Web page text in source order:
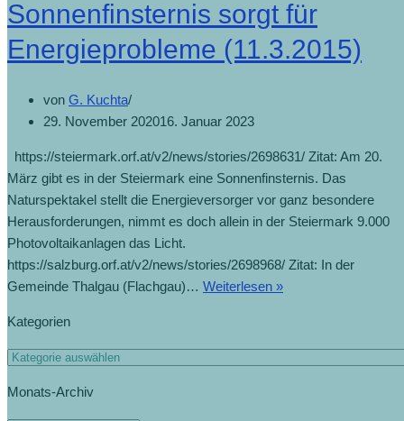
Sonnenfinsternis sorgt für
Energieprobleme (11.3.2015)
von G. Kuchta
29. November 202016. Januar 2023
https://steiermark.orf.at/v2/news/stories/2698631/ Zitat: Am 20.
März gibt es in der Steiermark eine Sonnenfinsternis. Das
Naturspektakel stellt die Energieversorger vor ganz besondere
Herausforderungen, nimmt es doch allein in der Steiermark 9.000
Photovoltaikanlagen das Licht.
https://salzburg.orf.at/v2/news/stories/2698968/ Zitat: In der
Gemeinde Thalgau (Flachgau)… Weiterlesen »
Kategorien
Monats-Archiv